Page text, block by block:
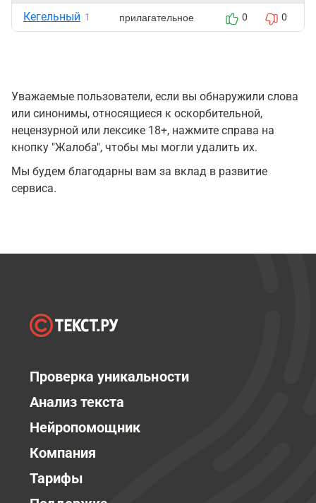
Кегельный 1 прилагательное 0 0
Уважаемые пользователи, если вы обнаружили слова
или синонимы, относящиеся к оскорбительной,
нецензурной или лексике 18+, нажмите справа на
кнопку "Жалоба", чтобы мы могли удалить их.
Мы будем благодарны вам за вклад в развитие
сервиса.
Проверка уникальности
Анализ текста
Нейропомощник
Компания
Тарифы